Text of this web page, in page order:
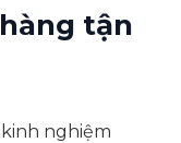
tận
nghiệm